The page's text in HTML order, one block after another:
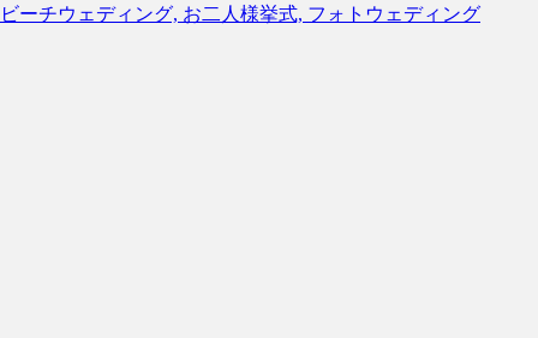
ビーチウェディング, お二人様挙式, フォトウェディング